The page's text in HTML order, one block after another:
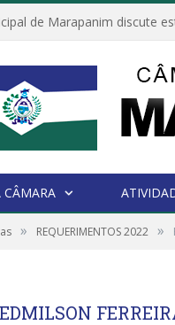
CÂMARA
» REQUERIMENTOS 2022 »